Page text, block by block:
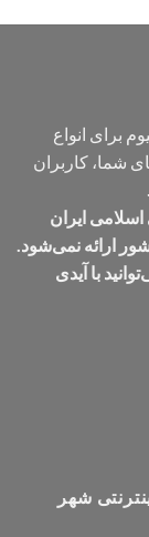
برای انواع
شما، کاربران
ایران
ارائه نمی‌شود.
با آیدی
شهر